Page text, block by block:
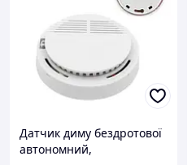
Датчик диму бездротової
автономний,